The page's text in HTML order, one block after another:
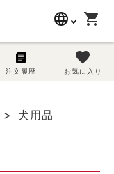
language shopping_cart
注文履歴
favorite
お気に入り
search
犬用品